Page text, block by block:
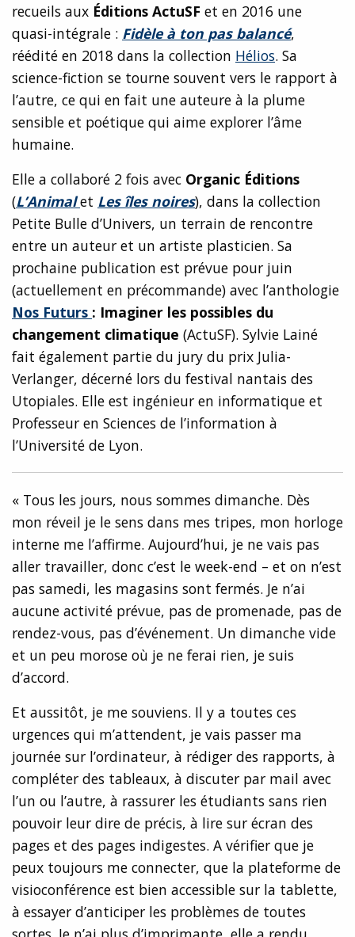
recueils aux Éditions ActuSF et en 2016 une
quasi-intégrale : Fidèle à ton pas balancé,
réédité en 2018 dans la collection Hélios. Sa
science-fiction se tourne souvent vers le rapport à
l’autre, ce qui en fait une auteure à la plume
sensible et poétique qui aime explorer l’âme
humaine.
Elle a collaboré 2 fois avec Organic Éditions
(L’Animal et Les îles noires), dans la collection
Petite Bulle d’Univers, un terrain de rencontre
entre un auteur et un artiste plasticien. Sa
prochaine publication est prévue pour juin
(actuellement en précommande) avec l’anthologie
Nos Futurs : Imaginer les possibles du
changement climatique (ActuSF). Sylvie Lainé
fait également partie du jury du prix Julia-
Verlanger, décerné lors du festival nantais des
Utopiales. Elle est ingénieur en informatique et
Professeur en Sciences de l’information à
l’Université de Lyon.
« Tous les jours, nous sommes dimanche. Dès
mon réveil je le sens dans mes tripes, mon horloge
interne me l’affirme. Aujourd’hui, je ne vais pas
aller travailler, donc c’est le week-end – et on n’est
pas samedi, les magasins sont fermés. Je n’ai
aucune activité prévue, pas de promenade, pas de
rendez-vous, pas d’événement. Un dimanche vide
et un peu morose où je ne ferai rien, je suis
d’accord.
Et aussitôt, je me souviens. Il y a toutes ces
urgences qui m’attendent, je vais passer ma
journée sur l’ordinateur, à rédiger des rapports, à
compléter des tableaux, à discuter par mail avec
l’un ou l’autre, à rassurer les étudiants sans rien
pouvoir leur dire de précis, à lire sur écran des
pages et des pages indigestes. A vérifier que je
peux toujours me connecter, que la plateforme de
visioconférence est bien accessible sur la tablette,
à essayer d’anticiper les problèmes de toutes